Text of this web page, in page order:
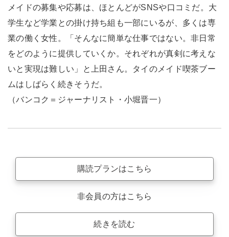
メイドの募集や応募は、ほとんどがSNSや口コミだ。大
学生など学業との掛け持ち組も一部にいるが、多くは専
業の働く女性。「そんなに簡単な仕事ではない。非日常
をどのように提供していくか。それぞれが真剣に考えな
いと実現は難しい」と上田さん。タイのメイド喫茶ブー
ムはしばらく続きそうだ。
（バンコク＝ジャーナリスト・小堀晋一）
購読プランはこちら
非会員の方はこちら
続きを読む